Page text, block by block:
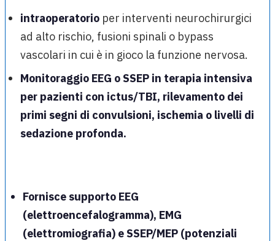
intraoperatorio per interventi neurochirurgici
ad alto rischio, fusioni spinali o bypass
vascolari in cui è in gioco la funzione nervosa.
Monitoraggio EEG o SSEP in terapia intensiva
per pazienti con ictus/TBI, rilevamento dei
primi segni di convulsioni, ischemia o livelli di
sedazione profonda.
Fornisce supporto EEG
(elettroencefalogramma), EMG
(elettromiografia) eSSEP/MEP (potenziali